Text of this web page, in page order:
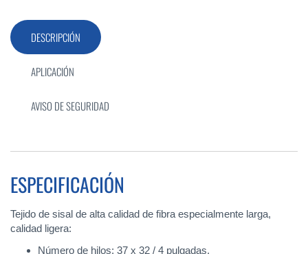
DESCRIPCIÓN
ESPECIFICACIÓN
Tejido de sisal de alta calidad de fibra especialmente larga,
calidad ligera:
Número de hilos: 37 x 32 / 4 pulgadas.
APLICACIÓN
AVISO DE SEGURIDAD